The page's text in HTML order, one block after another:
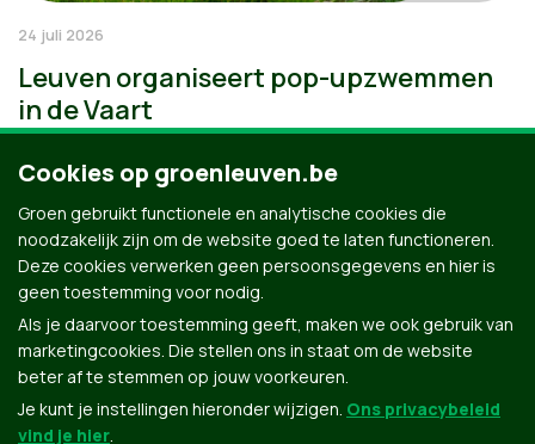
24 juli 2026
Leuven organiseert pop-upzwemmen
in de Vaart
Cookies op groenleuven.be
Groen gebruikt functionele en analytische cookies die
noodzakelijk zijn om de website goed te laten functioneren.
Deze cookies verwerken geen persoonsgegevens en hier is
geen toestemming voor nodig.
Als je daarvoor toestemming geeft, maken we ook gebruik van
marketingcookies. Die stellen ons in staat om de website
beter af te stemmen op jouw voorkeuren.
Je kunt je instellingen hieronder wijzigen. Ons privacybeleid
vind je hier.